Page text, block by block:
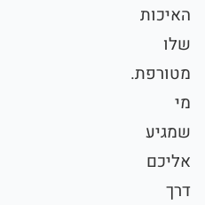
האיכות
שלו
מטורפת.
מי
שמגיע
אליכם
דרך